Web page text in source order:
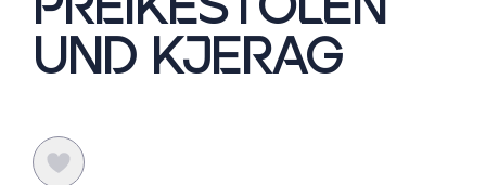
UND KJERAG